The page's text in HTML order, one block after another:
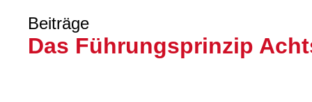
Beiträge
Das Führungsprinzip